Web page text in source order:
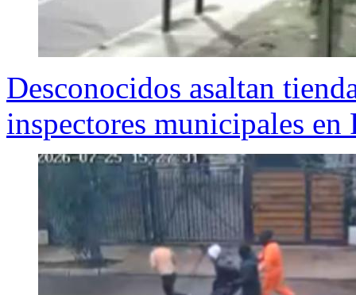
Desconocidos asaltan
inspectores municipales en